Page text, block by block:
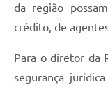
da região
crédito, de
Para o diretor da
segurança